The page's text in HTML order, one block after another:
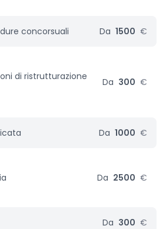
concorsuali Da 1500 €
di ristrutturazione
Da 300 €
Da 1000 €
Da 2500 €
Da 300 €